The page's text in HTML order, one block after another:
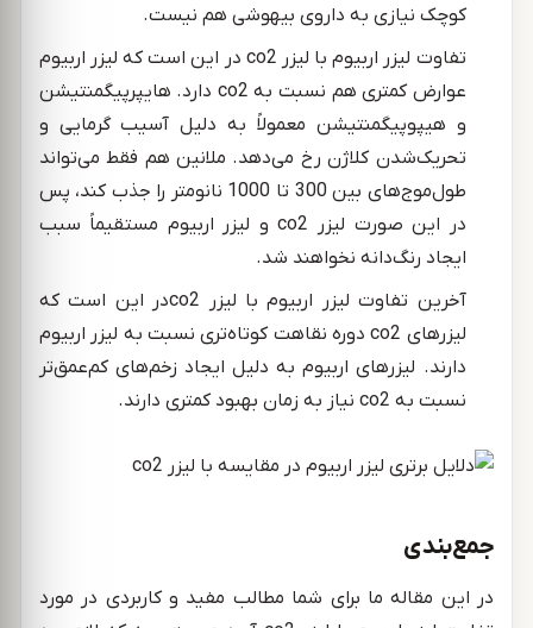
کوچک نیازی به داروی بیهوشی هم نیست.
تفاوت لیزر اربیوم با لیزر co2 در این است که لیزر اربیوم
عوارض کمتری هم نسبت به co2 دارد. هایپرپیگمنتیشن
و هیپوپیگمنتیشن معمولاً به دلیل آسیب گرمایی و
تحریک‌شدن کلاژن رخ می‌دهد. ملانین هم فقط می‌تواند
طول‌موج‌های بین 300 تا 1000 نانومتر را جذب کند، پس
در این صورت لیزر co2 و لیزر اربیوم مستقیماً سبب
ایجاد رنگ‌دانه نخواهند شد.
آخرین تفاوت لیزر اربیوم با لیزر co2در این است که
لیزرهای co2 دوره نقاهت کوتاه‌تری نسبت به لیزر اربیوم
دارند. لیزرهای اربیوم به دلیل ایجاد زخم‌های کم‌عمق‌تر
نسبت به co2 نیاز به زمان بهبود کمتری دارند.
جمع‌بندی
در این مقاله ما برای شما مطالب مفید و کاربردی در مورد